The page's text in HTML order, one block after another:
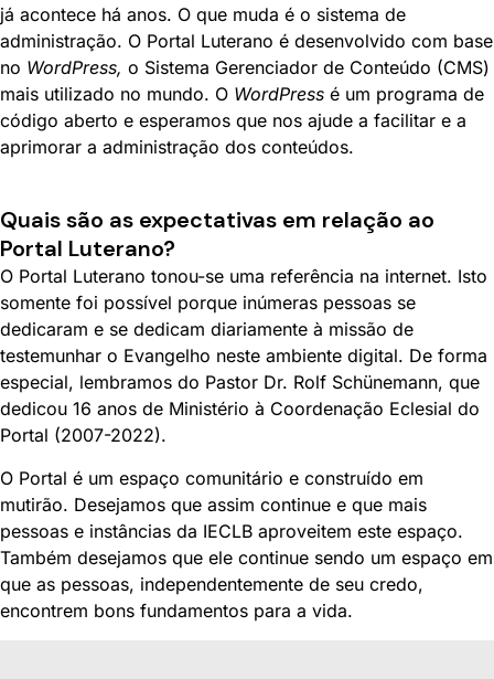
já acontece há anos. O que muda é o sistema de
administração. O Portal Luterano é desenvolvido com base
no WordPress, o Sistema Gerenciador de Conteúdo (CMS)
mais utilizado no mundo. O WordPress é um programa de
código aberto e esperamos que nos ajude a facilitar e a
aprimorar a administração dos conteúdos.
Quais são as expectativas em relação ao
Portal Luterano?
O Portal Luterano tonou-se uma referência na internet. Isto
somente foi possível porque inúmeras pessoas se
dedicaram e se dedicam diariamente à missão de
testemunhar o Evangelho neste ambiente digital. De forma
especial, lembramos do Pastor Dr. Rolf Schünemann, que
dedicou 16 anos de Ministério à Coordenação Eclesial do
Portal (2007-2022).
O Portal é um espaço comunitário e construído em
mutirão. Desejamos que assim continue e que mais
pessoas e instâncias da IECLB aproveitem este espaço.
Também desejamos que ele continue sendo um espaço em
que as pessoas, independentemente de seu credo,
encontrem bons fundamentos para a vida.